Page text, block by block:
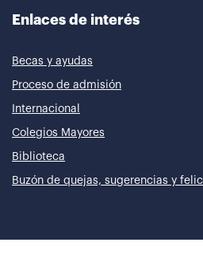
Enlaces de interés
Becas y ayudas
Proceso de admisión
Internacional
Colegios Mayores
Biblioteca
Buzón de quejas, sugerencias y